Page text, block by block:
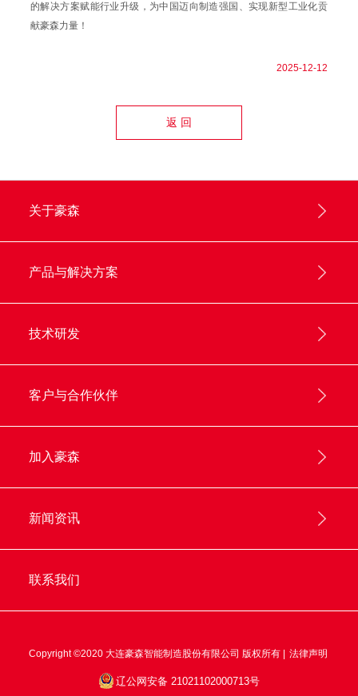
的解决方案赋能行业升级，为中国迈向制造强国、实现新型工业化贡
献豪森力量！
2025-12-12
返 回
关于豪森
产品与解决方案
技术研发
客户与合作伙伴
加入豪森
新闻资讯
联系我们
Copyright ©2020 大连豪森智能制造股份有限公司 版权所有 | 法律声明
辽公网安备 21021102000713号